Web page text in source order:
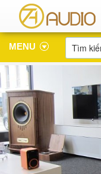
MENU